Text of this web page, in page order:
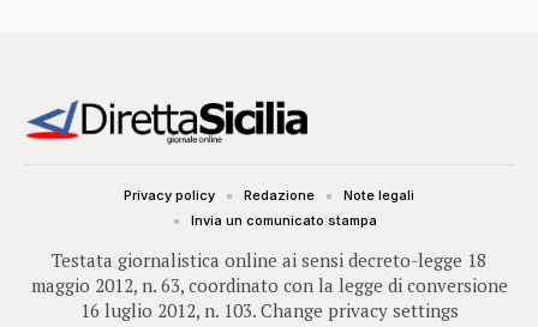
Testata giornalistica online ai sensi decreto-legge 18
maggio 2012, n. 63, coordinato con la legge di conversione
16 luglio 2012, n. 103. Change privacy settings
Privacy policy Redazione
Note legali
Invia un comunicato stampa